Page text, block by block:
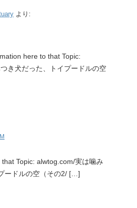
より:
here to that Topic:
き犬だった、トイプードルの空
Topic: alwtog.com/実は噛み
ードルの空（その2/ […]